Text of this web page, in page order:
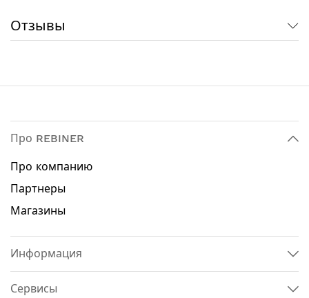
самостоятельной замены
Максимальная режущая способность (железо):
1.6 мм
(нержавейка): 1.2 мм
Максимальная режущая способность
(алюминий): 2.5 мм
Минимальный радиус резки: 45 мм
Комплектация:
Ножницы Rebiner RN1.6-1050
Отзывы
Про REBINER
Про компанию
Партнеры
Магазины
Информация
Сервисы